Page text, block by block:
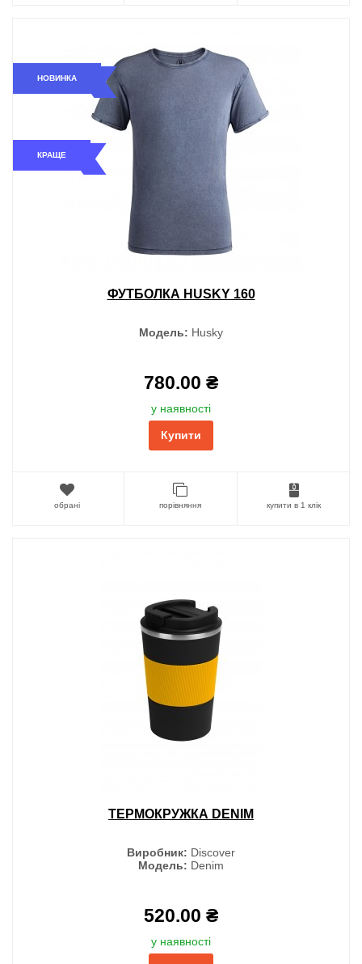
НОВИНКА
КРАЩЕ
ФУТБОЛКА HUSKY 160
Модель: Husky
780.00 ₴
у наявності
Купити
обрані порівняння купити в 1 клік
ТЕРМОКРУЖКА DENIM
Виробник: Discover
Модель: Denim
520.00 ₴
у наявності